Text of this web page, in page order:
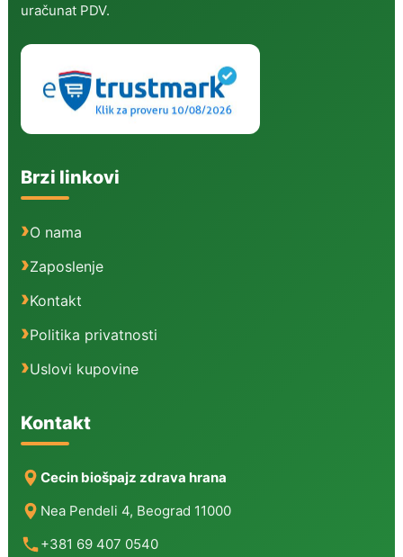
uračunat PDV.
Brzi linkovi
O nama
Zaposlenje
Kontakt
Politika privatnosti
Uslovi kupovine
Kontakt
Cecin biošpajz zdrava hrana
Nea Pendeli 4, Beograd 11000
+381 69 407 0540